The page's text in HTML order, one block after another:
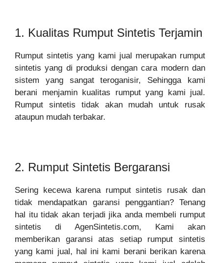
1. Kualitas Rumput Sintetis Terjamin
Rumput sintetis yang kami jual merupakan rumput
sintetis yang di produksi dengan cara modern dan
sistem yang sangat teroganisir, Sehingga kami
berani menjamin kualitas rumput yang kami jual.
Rumput sintetis tidak akan mudah untuk rusak
ataupun mudah terbakar.
2. Rumput Sintetis Bergaransi
Sering kecewa karena rumput sintetis rusak dan
tidak mendapatkan garansi penggantian? Tenang
hal itu tidak akan terjadi jika anda membeli rumput
sintetis di AgenSintetis.com, Kami akan
memberikan garansi atas setiap rumput sintetis
yang kami jual, hal ini kami berani berikan karena